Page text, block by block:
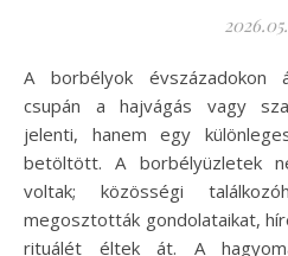
A borbélyok évszázadokon átívelő mestersége nem
csupán a hajvágás vagy
jelenti, hanem egy
betöltött. A borbélyüzletek
voltak; közösségi
megosztották gondolataikat,
rituálét éltek át. A